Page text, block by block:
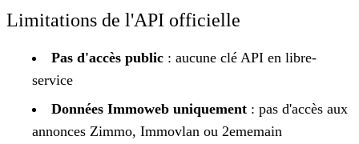
Limitations de l'API officielle
Pas d'accès public : aucune clé API en libre-
service
Données Immoweb uniquement : pas d'accès aux
annonces Zimmo, Immovlan ou 2ememain